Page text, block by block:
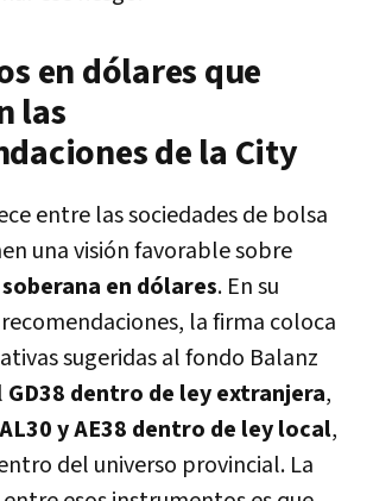
en dólares que
las
de la City
entre las sociedades de bolsa
una visión favorable sobre
en dólares. En su
la firma coloca
sugeridas al fondo Balanz
GD38 dentro de ley extranjera,
AL30 y AE38 dentro de ley local,
del universo provincial. La